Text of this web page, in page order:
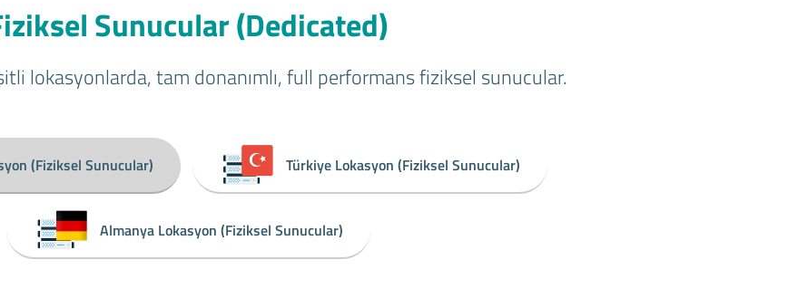
Sunucular (Dedicated)
lokasyonlarda, tam donanımlı, full performans fiziksel sunucular.
(Fiziksel Sunucular) Türkiye Lokasyon (Fiziksel Sunucular)
Almanya Lokasyon (Fiziksel Sunucular)